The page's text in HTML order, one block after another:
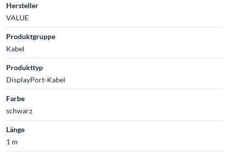
Hersteller
VALUE
Produktgruppe
Kabel
Produkttyp
DisplayPort-Kabel
Farbe
schwarz
Länge
1 m